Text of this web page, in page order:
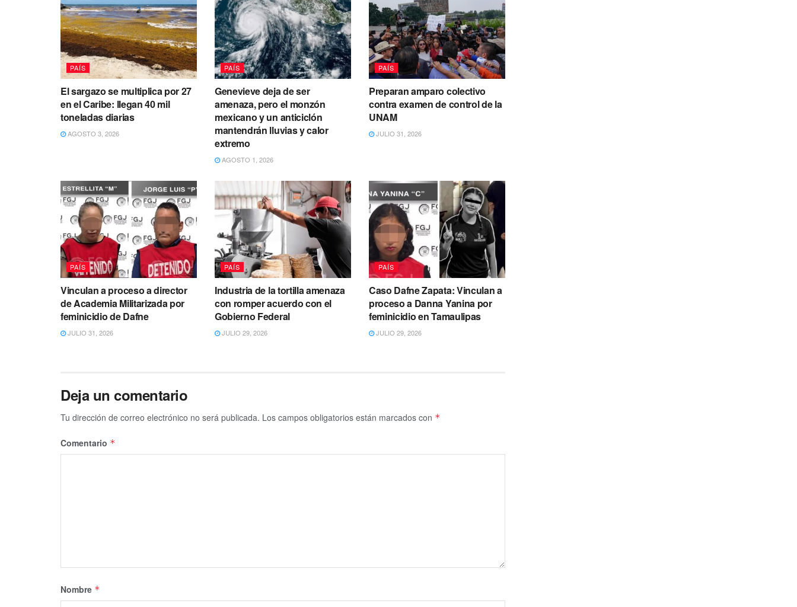
PAÍS
El sargazo se multiplica por 27
en el Caribe: llegan 40 mil
toneladas diarias
AGOSTO 3, 2026
PAÍS
Genevieve deja de ser
amenaza, pero el monzón
mexicano y un anticiclón
mantendrán lluvias y calor
extremo
AGOSTO 1, 2026
PAÍS
Preparan amparo colectivo
contra examen de control de la
UNAM
JULIO 31, 2026
PAÍS
Vinculan a proceso a director
de Academia Militarizada por
feminicidio de Dafne
JULIO 31, 2026
PAÍS
Industria de la tortilla amenaza
con romper acuerdo con el
Gobierno Federal
JULIO 29, 2026
PAÍS
Caso Dafne Zapata: Vinculan a
proceso a Danna Yanina por
feminicidio en Tamaulipas
JULIO 29, 2026
Deja un comentario
Tu dirección de correo electrónico no será publicada. Los campos obligatorios están marcados con *
Comentario *
Nombre *